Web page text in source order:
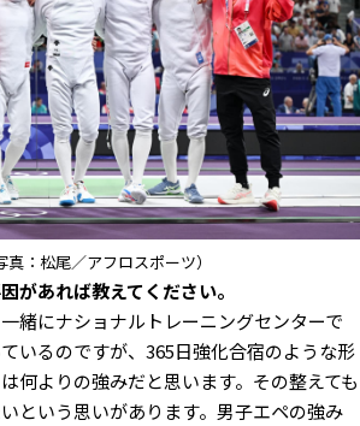
：松尾／アフロスポーツ）
があれば教えてください。
緒にナショナルトレーニングセンターで
いるのですが、365日強化合宿のような形
何よりの強みだと思います。その整えても
という思いがあります。男子エペの強み